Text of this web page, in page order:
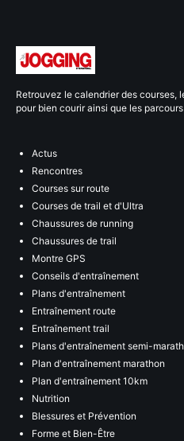
Retrouvez le calendrier des courses,
pour bien courir ainsi que les
Actus
Rencontres
Courses sur route
Courses de trail et d'Ultra
Chaussures de running
Chaussures de trail
Montre GPS
Conseils d'entraînement
Plans d'entraînement
Entraînement route
Entraînement trail
Plans d'entraînement semi-
Plan d'entraînement marathon
Plan d'entraînement 10km
Nutrition
Blessures et Prévention
Forme et Bien-Être